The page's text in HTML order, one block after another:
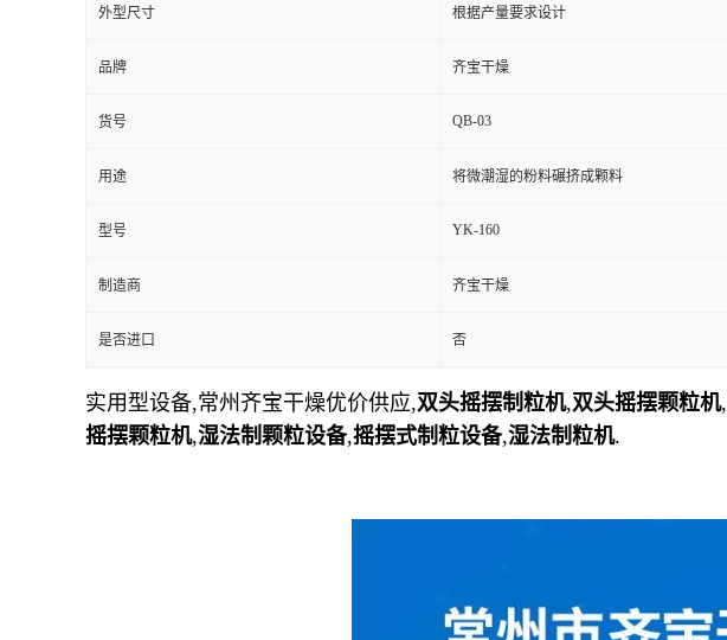
外型尺寸 根据产量要求设计
品牌 齐宝干燥
货号 QB-03
用途 将微潮湿的粉料碾挤成颗料
型号 YK-160
制造商 齐宝干燥
是否进口 否
实用型设备,常州齐宝干燥优价供应,双头摇摆制粒机,双头摇摆颗粒机,
摇摆颗粒机,湿法制颗粒设备,摇摆式制粒设备,湿法制粒机.